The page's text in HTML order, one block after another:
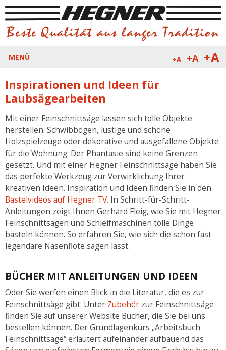
+A +A +A
MENÜ
Inspirationen und Ideen für
Laubsägearbeiten
Mit einer Feinschnittsäge lassen sich tolle Objekte
herstellen. Schwibbögen, lustige und schöne
Holzspielzeuge oder dekorative und ausgefallene Objekte
für die Wohnung: Der Phantasie sind keine Grenzen
gesetzt. Und mit einer Hegner Feinschnittsäge haben Sie
das perfekte Werkzeug zur Verwirklichung Ihrer
kreativen Ideen. Inspiration und Ideen finden Sie in den
Bastelvideos auf Hegner TV. In Schritt-für-Schritt-
Anleitungen zeigt Ihnen Gerhard Fleig, wie Sie mit Hegner
Feinschnittsägen und Schleifmaschinen tolle Dinge
basteln können. So erfahren Sie, wie sich die schon fast
legendäre Nasenflöte sägen lässt.
BÜCHER MIT ANLEITUNGEN UND IDEEN
Oder Sie werfen einen Blick in die Literatur, die es zur
Feinschnittsäge gibt: Unter Zubehör zur Feinschnittsäge
finden Sie auf unserer Website Bücher, die Sie bei uns
bestellen können. Der Grundlagenkurs „Arbeitsbuch
Feinschnittsäge“ erläutert aufeinander aufbauend das